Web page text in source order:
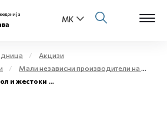
Акцизи
Мали независни производители на етил алкохол и жестоки алкохолни пијалаци за комерцијални цели - мали дестилерии
кај мали дестилерии